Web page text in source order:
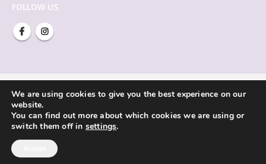
FOLLOW US
Vivliorama © Copyright 2021. All Rights Reserved.
We are using cookies to give you the best experience on our
website.
You can find out more about which cookies we are using or
switch them off in settings.